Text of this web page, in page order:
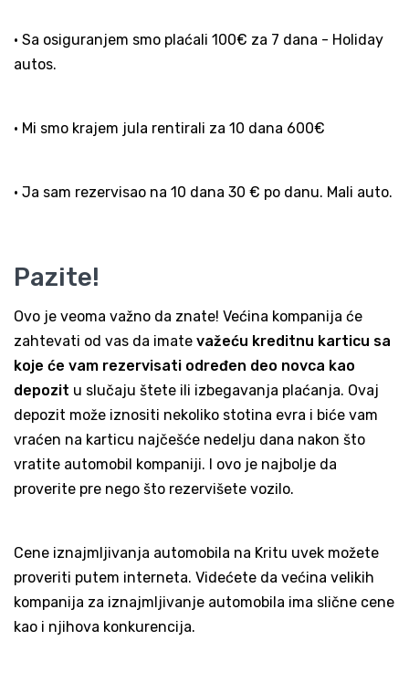
• Sa osiguranjem smo plaćali 100€ za 7 dana - Holiday
autos.
• Mi smo krajem jula rentirali za 10 dana 600€
• Ja sam rezervisao na 10 dana 30 € po danu. Mali auto.
Pazite!
Ovo je veoma važno da znate! Većina kompanija će
zahtevati od vas da imate važeću kreditnu karticu sa
koje će vam rezervisati određen deo novca kao
depozit u slučaju štete ili izbegavanja plaćanja. Ovaj
depozit može iznositi nekoliko stotina evra i biće vam
vraćen na karticu najčešće nedelju dana nakon što
vratite automobil kompaniji. I ovo je najbolje da
proverite pre nego što rezervišete vozilo.
Cene iznajmljivanja automobila na Kritu uvek možete
proveriti putem interneta. Videćete da većina velikih
kompanija za iznajmljivanje automobila ima slične cene
kao i njihova konkurencija.